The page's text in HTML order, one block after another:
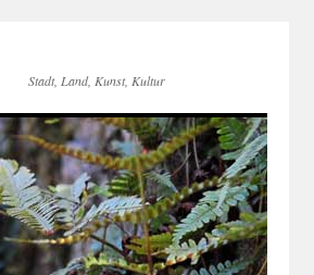
Stadt, Land, Kunst, Kultur